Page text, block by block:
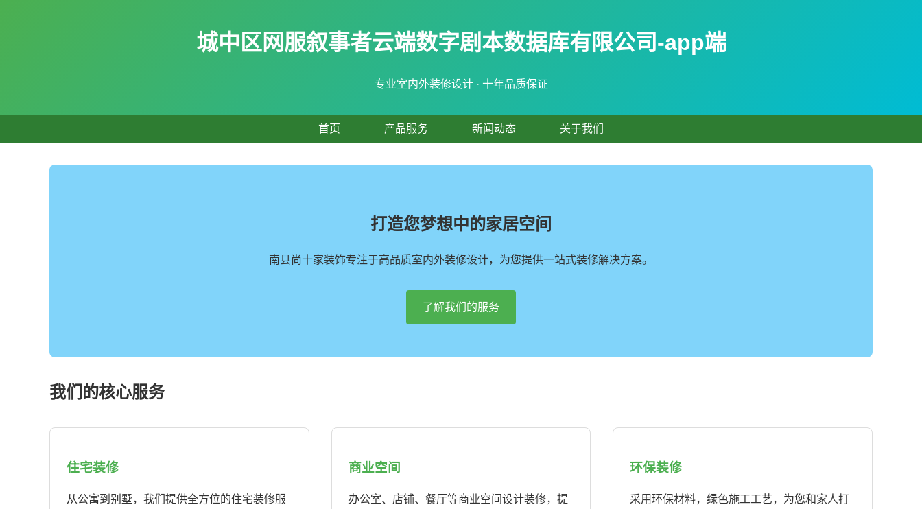
城中区网服叙事者云端数字剧本数据库有限公司-app端
专业室内外装修设计 · 十年品质保证
首页 产品服务 新闻动态 关于我们
打造您梦想中的家居空间
南县尚十家装饰专注于高品质室内外装修设计，为您提供一站式装修解决方案。
了解我们的服务
我们的核心服务
住宅装修
从公寓到别墅，我们提供全方位的住宅装修服
商业空间
办公室、店铺、餐厅等商业空间设计装修，提
环保装修
采用环保材料，绿色施工工艺，为您和家人打